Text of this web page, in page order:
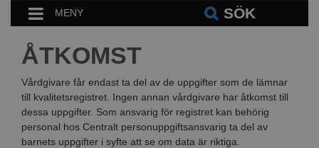
MENY SÖK
ÅTKOMST
Vårdgivare får endast ta del av de uppgifter som de lämnar
till kvalitetsregistret. Ingen annan vårdgivare har åtkomst till
dessa uppgifter. Som ansvarig för registret kan behörig
personal hos Centralt personuppgiftsansvarig ta del av
barnets uppgifter i syfte att se om data är riktiga.